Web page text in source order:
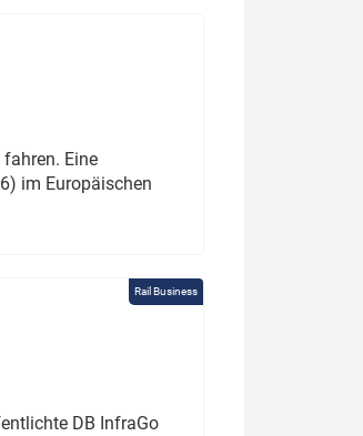
Eine
im Europäischen
Rail Business
DB InfraGo